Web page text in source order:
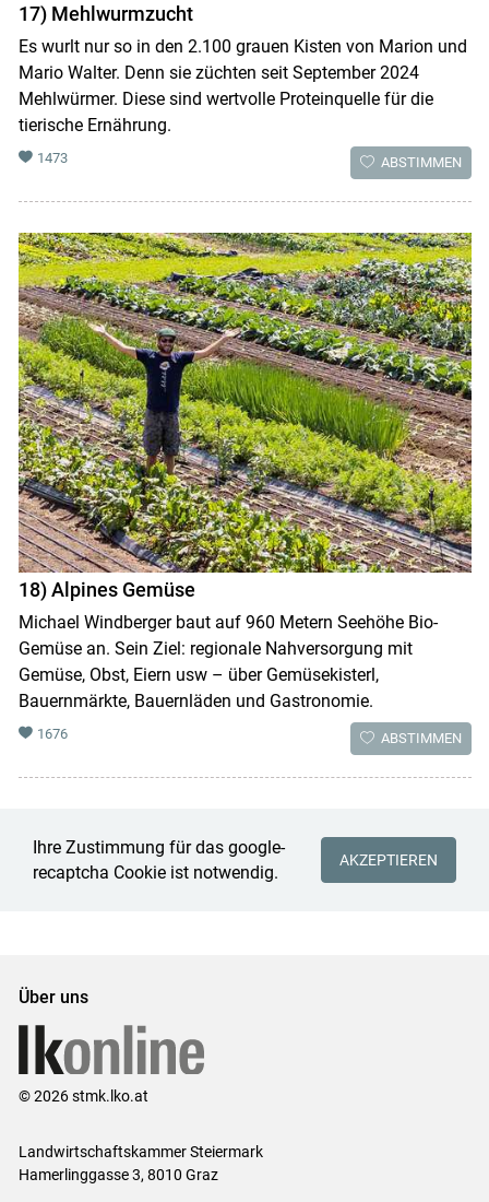
17) Mehlwurmzucht
Es wurlt nur so in den 2.100 grauen Kisten von Marion und
Mario Walter. Denn sie züchten seit September 2024
Mehlwürmer. Diese sind wertvolle Proteinquelle für die
tierische Ernährung.
1473 ABSTIMMEN
18) Alpines Gemüse
Michael Windberger baut auf 960 Metern Seehöhe Bio-
Gemüse an. Sein Ziel: regionale Nahversorgung mit
Gemüse, Obst, Eiern usw – über Gemüsekisterl,
Bauernmärkte, Bauernläden und Gastronomie.
1676 ABSTIMMEN
Ihre Zustimmung für das google-
recaptcha Cookie ist notwendig.
AKZEPTIEREN
Über uns
© 2026 stmk.lko.at
Landwirtschaftskammer Steiermark
Hamerlinggasse 3, 8010 Graz